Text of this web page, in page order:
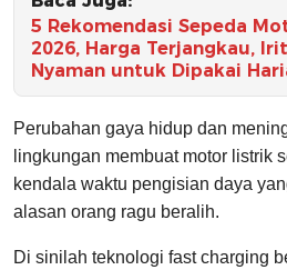
5 Rekomendasi Sepeda
2026, Harga Terjangkau,
Nyaman untuk Dipakai
Perubahan gaya hidup dan
lingkungan membuat motor listrik
kendala waktu pengisian daya
alasan orang ragu beralih.
Di sinilah teknologi fast charging